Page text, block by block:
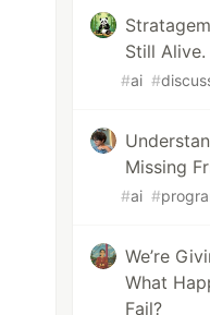
Still Alive.
#ai #
Missing
#ai #
We’re
What
Fail?